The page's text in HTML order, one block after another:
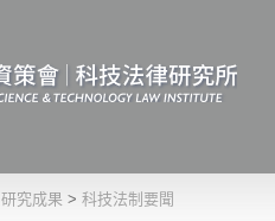
研究成果 > 科技法制要聞